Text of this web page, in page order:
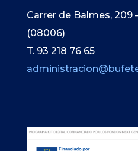
Carrer de Balmes, 209
(08006)
T. 93 218 76 65